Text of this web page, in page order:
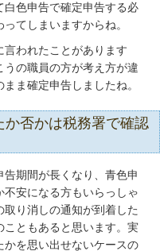
白色申告で確定申告する必
てしまいますからね。
われたことがあります
の職員の方が考え方が違
ま確定申告しましたね。
否かは税務署で確認
期間が長くなり、青色申
安になる方もいらっしゃ
り消しの通知が到着した
ともあると思います。実
かを思い出せないケースの